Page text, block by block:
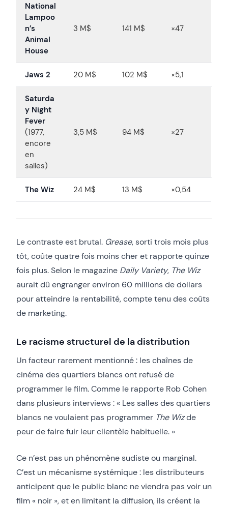
National
Lampoo
n’s
Animal
House
3 M$ 141 M$ ×47
Jaws 2 20 M$ 102 M$ ×5,1
Saturda
y Night
Fever
(1977,
encore
en
salles)
3,5 M$ 94 M$ ×27
The Wiz 24 M$ 13 M$ ×0,54
Le contraste est brutal. Grease, sorti trois mois plus
tôt, coûte quatre fois moins cher et rapporte quinze
fois plus. Selon le magazine Daily Variety, The Wiz
aurait dû engranger environ 60 millions de dollars
pour atteindre la rentabilité, compte tenu des coûts
de marketing.
Le racisme structurel de la distribution
Un facteur rarement mentionné : les chaînes de
cinéma des quartiers blancs ont refusé de
programmer le film. Comme le rapporte Rob Cohen
dans plusieurs interviews : « Les salles des quartiers
blancs ne voulaient pas programmer The Wizde
peur de faire fuir leur clientèle habituelle. »
Ce n’est pas un phénomène sudiste ou marginal.
C’est un mécanisme systémique : les distributeurs
anticipent que le public blanc ne viendra pas voir un
film « noir », et en limitant la diffusion, ils créent la